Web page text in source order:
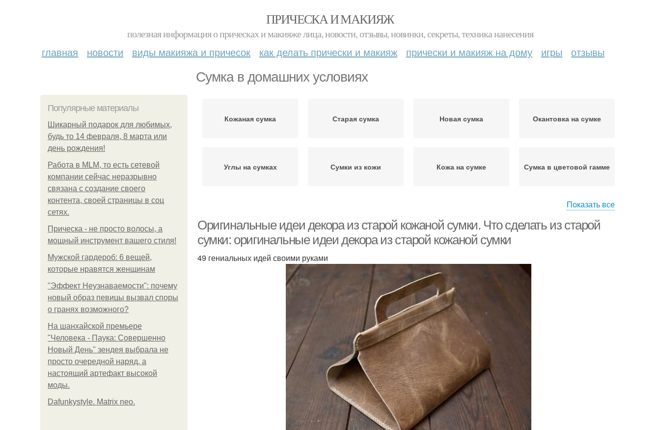
ПРИЧЕСКА И МАКИЯЖ
полезная информация о прическах и макияже лица, новости, отзывы, новинки, секреты, техника нанесения
главная новости виды макияжа и причесок как делать прически и макияж прически и макияж на дому игры отзывы
Сумка в домашних условиях
Популярные материалы
Шикарный подарок для любимых,
будь то 14 февраля, 8 марта или
день рождения!
Работа в MLM, то есть сетевой
компании сейчас неразрывно
связана с создание своего
контента, своей страницы в соц
сетях.
Прическа - не просто волосы, а
мощный инструмент вашего стиля!
Мужской гардероб: 6 вещей,
которые нравятся женщинам
"Эффект Неузнаваемости": почему
новый образ певицы вызвал споры
о гранях возможного?
На шанхайской премьере
"Человека - Паука: Совершенно
Новый День" зендея выбрала не
просто очередной наряд, а
настоящий артефакт высокой
моды.
Dafunkystyle. Matrix neo.
Кожаная сумка Старая сумка Новая сумка Окантовка на сумке
Углы на сумках Сумки из кожи Кожа на сумке Сумка в цветовой гамме
инструментов
условиях
Замшевые сумки Сумка при помощи Аппликация на сумку
Показать все
Оригинальные идеи декора из старой кожаной сумки. Что сделать из старой
сумки: оригинальные идеи декора из старой кожаной сумки
49 гениальных идей своими руками